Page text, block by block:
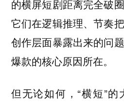
的横屏短剧距离完全破
它们在逻辑推理、节奏
创作层面暴露出来的问
爆款的核心原因所在。
但无论如何，“横短”